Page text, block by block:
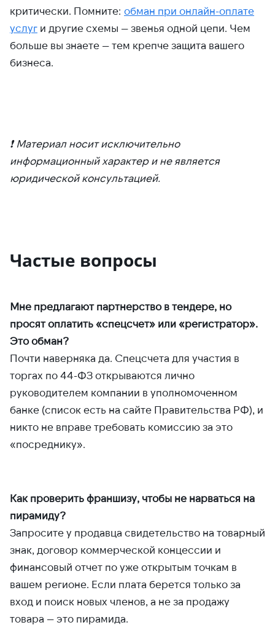
критически. Помните: обман при онлайн-оплате
услуг и другие схемы — звенья одной цепи. Чем
больше вы знаете — тем крепче защита вашего
бизнеса.
❗️ Материал носит исключительно
информационный характер и не является
юридической консультацией.
Частые вопросы
Мне предлагают партнерство в тендере, но
просят оплатить «спецсчет» или «регистратор».
Это обман?
Почти наверняка да. Спецсчета для участия в
торгах по 44-ФЗ открываются лично
руководителем компании в уполномоченном
банке (список есть на сайте Правительства РФ), и
никто не вправе требовать комиссию за это
«посреднику».
Как проверить франшизу, чтобы не нарваться на
пирамиду?
Запросите у продавца свидетельство на товарный
знак, договор коммерческой концессии и
финансовый отчет по уже открытым точкам в
вашем регионе. Если плата берется только за
вход и поиск новых членов, а не за продажу
товара — это пирамида.